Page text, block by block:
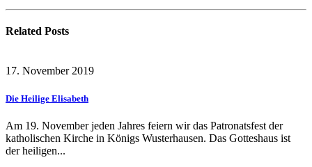
Related Posts
17. November 2019
Die Heilige Elisabeth
Am 19. November jeden Jahres feiern wir das Patronatsfest der
katholischen Kirche in Königs Wusterhausen. Das Gotteshaus ist
der heiligen...